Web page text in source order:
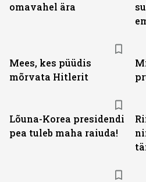
omavahel ära
Mees, kes püüdis
mõrvata Hitlerit
Lõuna-Korea presidendi
pea tuleb maha raiuda!